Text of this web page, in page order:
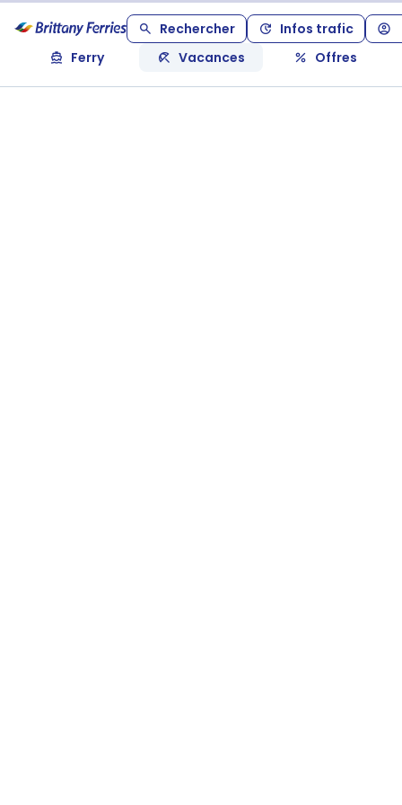
Rechercher
Infos trafic
Ferry
Vacances Offres